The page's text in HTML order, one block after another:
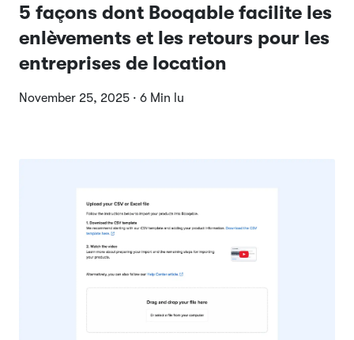
5 façons dont Booqable facilite les
enlèvements et les retours pour les
entreprises de location
November 25, 2025 · 6 Min lu